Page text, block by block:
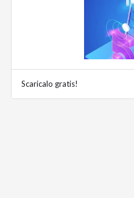
Scaricalo gratis!